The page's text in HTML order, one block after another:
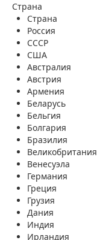
Страна
Страна
Россия
СССР
США
Австралия
Австрия
Армения
Беларусь
Бельгия
Болгария
Бразилия
Великобритания
Венесуэла
Германия
Греция
Грузия
Дания
Индия
Ирландия